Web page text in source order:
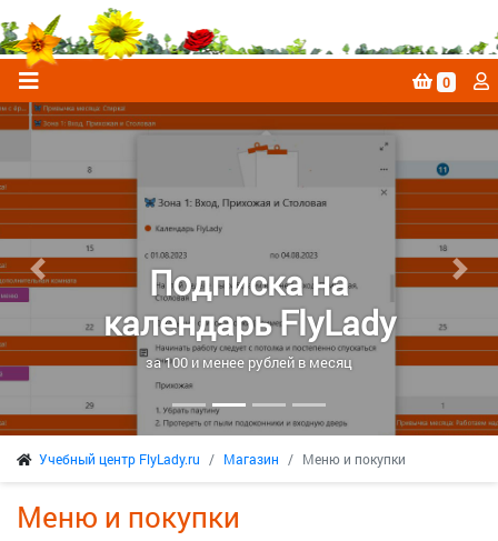
0
Подписка на
календарь FlyLady
за 100 и менее рублей в месяц
Previous Next
Учебный центр FlyLady.ru Магазин Меню и покупки
Меню и покупки